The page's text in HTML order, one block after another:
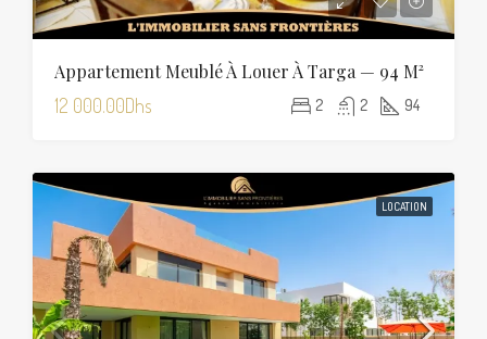
Appartement Meublé À Louer À Targa — 94 M²
12 000.00Dhs 2 2 94
LOCATION